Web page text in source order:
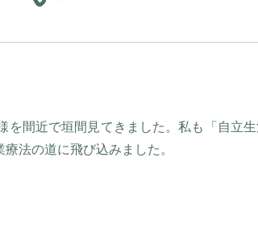
間近で垣間見てきました。私も「自立生
法の道に飛び込みました。